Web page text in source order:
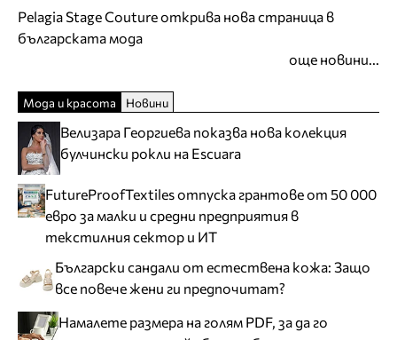
Pelagia Stage Couture открива нова страница в
българската мода
още новини...
Мода и красота Новини
Велизара Георгиева показва нова колекция
булчински рокли на Escuara
FutureProofTextiles отпуска грантове от 50 000
евро за малки и средни предприятия в
текстилния сектор и ИТ
Български сандали от естествена кожа: Защо
все повече жени ги предпочитат?
Намалете размера на голям PDF, за да го